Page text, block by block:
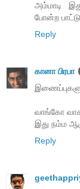
அம்மாடி
போன்ற
Reply
கானா பிரபா
வாங்கோ
இது நம்ம
Reply